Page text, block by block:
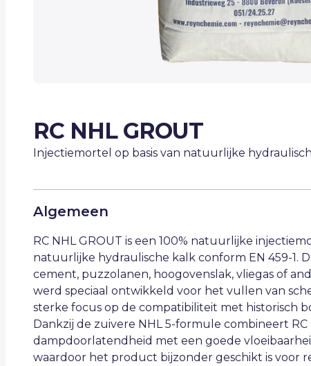
RC NHL GROUT
Injectiemortel op basis van natuurlijke
Algemeen
RC NHL GROUT is een 100% natuurlijke
natuurlijke hydraulische kalk conform EN 459-1.
cement, puzzolanen, hoogovenslak, vliegas of
werd speciaal ontwikkeld voor het vullen van
sterke focus op de compatibiliteit met historisch
Dankzij de zuivere NHL 5-formule combineert RC
dampdoorlatendheid met een goede
waardoor het product bijzonder geschikt is voor